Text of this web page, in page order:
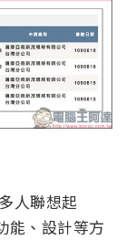
人聯想起
能、設計等方